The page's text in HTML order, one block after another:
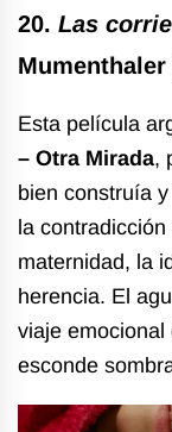
20. Las
Esta película
– Otra Mirada,
bien construía
la
maternidad, la
herencia. El
viaje
esconde